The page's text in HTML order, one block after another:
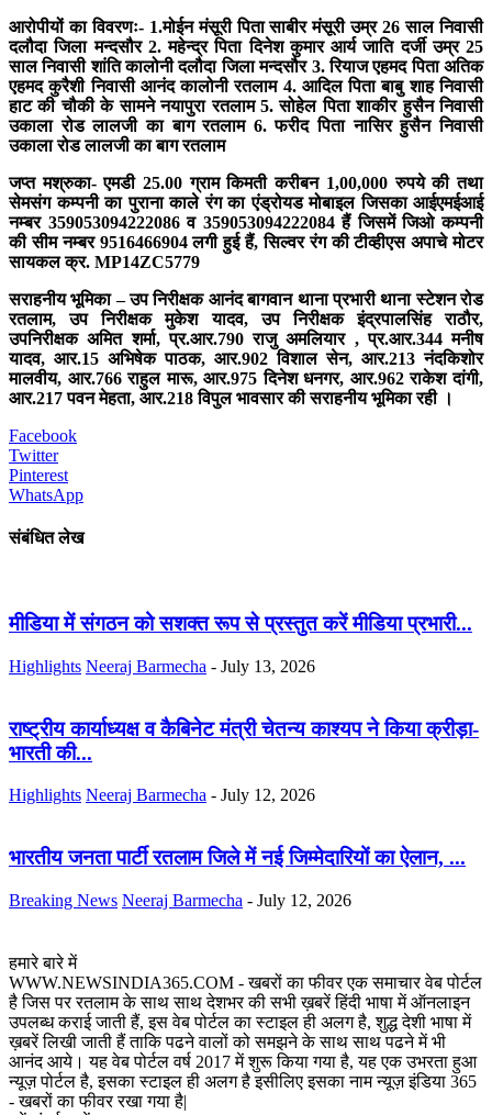
आरोपीयों का विवरणः- 1.मोईन मंसूरी पिता साबीर मंसूरी उम्र 26 साल निवासी
दलौदा जिला मन्दसौर 2. महेन्द्र पिता दिनेश कुमार आर्य जाति दर्जी उम्र 25
साल निवासी शांति कालोनी दलौदा जिला मन्दसौर 3. रियाज एहमद पिता अतिक
एहमद कुरैशी निवासी आनंद कालोनी रतलाम 4. आदिल पिता बाबु शाह निवासी
हाट की चौकी के सामने नयापुरा रतलाम 5. सोहेल पिता शाकीर हुसैन निवासी
उकाला रोड लालजी का बाग रतलाम 6. फरीद पिता नासिर हुसैन निवासी
उकाला रोड लालजी का बाग रतलाम
जप्त मश्रुका- एमडी 25.00 ग्राम किमती करीबन 1,00,000 रुपये की तथा
सेमसंग कम्पनी का पुराना काले रंग का एंड्रोयड मोबाइल जिसका आईएमईआई
नम्बर 359053094222086 व 359053094222084 हैं जिसमें जिओ कम्पनी
की सीम नम्बर 9516466904 लगी हुई हैं, सिल्वर रंग की टीव्हीएस अपाचे मोटर
सायकल क्र. MP14ZC5779
सराहनीय भूमिका – उप निरीक्षक आनंद बागवान थाना प्रभारी थाना स्टेशन रोड
रतलाम, उप निरीक्षक मुकेश यादव, उप निरीक्षक इंद्रपालसिंह राठौर,
उपनिरीक्षक अमित शर्मा, प्र.आर.790 राजु अमलियार , प्र.आर.344 मनीष
यादव, आर.15 अभिषेक पाठक, आर.902 विशाल सेन, आर.213 नंदकिशोर
मालवीय, आर.766 राहुल मारू, आर.975 दिनेश धनगर, आर.962 राकेश दांगी,
आर.217 पवन मेहता, आर.218 विपुल भावसार की सराहनीय भूमिका रही ।
Facebook
Twitter
Pinterest
WhatsApp
संबंधित लेख
मीडिया में संगठन को सशक्त रूप से प्रस्तुत करें मीडिया प्रभारी...
Highlights Neeraj Barmecha - July 13, 2026
राष्ट्रीय कार्याध्यक्ष व कैबिनेट मंत्री चेतन्य काश्यप ने किया क्रीड़ा-
भारती की...
Highlights Neeraj Barmecha - July 12, 2026
भारतीय जनता पार्टी रतलाम जिले में नई जिम्मेदारियों का ऐलान, ...
Breaking News Neeraj Barmecha - July 12, 2026
हमारे बारे में
WWW.NEWSINDIA365.COM - खबरों का फीवर एक समाचार वेब पोर्टल
है जिस पर रतलाम के साथ साथ देशभर की सभी ख़बरें हिंदी भाषा में ऑनलाइन
उपलब्ध कराई जाती हैं, इस वेब पोर्टल का स्टाइल ही अलग है, शुद्ध देशी भाषा में
ख़बरें लिखी जाती हैं ताकि पढने वालों को समझने के साथ साथ पढने में भी
आनंद आये। यह वेब पोर्टल वर्ष 2017 में शुरू किया गया है, यह एक उभरता हुआ
न्यूज़ पोर्टल है, इसका स्टाइल ही अलग है इसीलिए इसका नाम न्यूज़ इंडिया 365
- खबरों का फीवर रखा गया है|